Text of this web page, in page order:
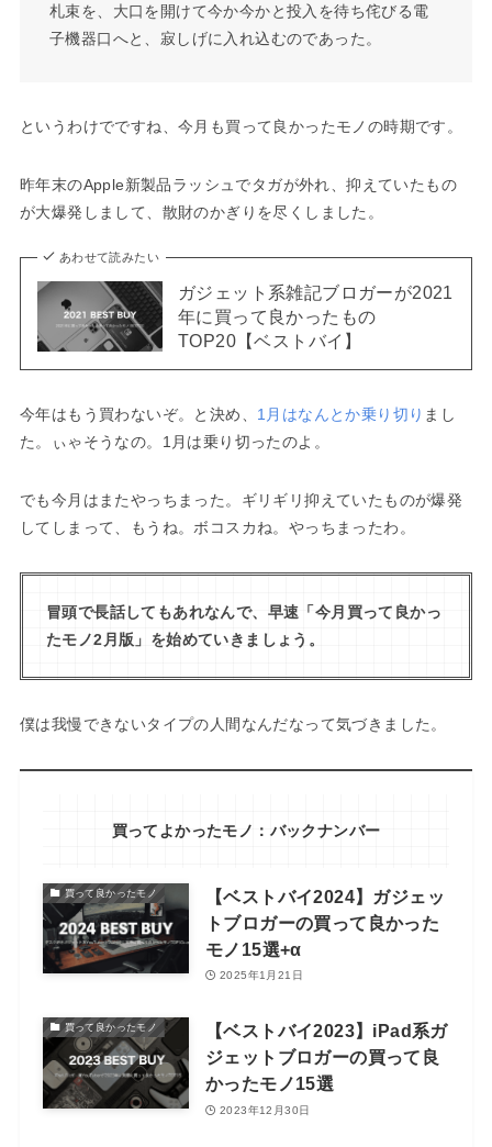
札束を、大口を開けて今か今かと投入を待ち侘びる電
子機器口へと、寂しげに入れ込むのであった。
というわけでですね、今月も買って良かったモノの時期です。
昨年末のApple新製品ラッシュでタガが外れ、抑えていたもの
が大爆発しまして、散財のかぎりを尽くしました。
あわせて読みたい
ガジェット系雑記ブロガーが2021
年に買って良かったもの
TOP20【ベストバイ】
今年はもう買わないぞ。と決め、 1月はなんとか乗り切り まし
た。ぃゃそうなの。1月は乗り切ったのよ。
でも今月はまたやっちまった。ギリギリ抑えていたものが爆発
してしまって、もうね。ボコスカね。やっちまったわ。
冒頭で長話してもあれなんで、早速「今月買って良かっ
たモノ2月版」を始めていきましょう。
僕は我慢できないタイプの人間なんだなって気づきました。
買ってよかったモノ：バックナンバー
買って良かったモノ
【ベストバイ2024】ガジェッ
トブロガーの買って良かった
モノ15選+α
2025年1月21日
買って良かったモノ
【ベストバイ2023】iPad系ガ
ジェットブロガーの買って良
かったモノ15選
2023年12月30日